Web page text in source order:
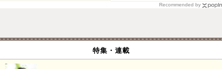
Recommended by
特集・連載